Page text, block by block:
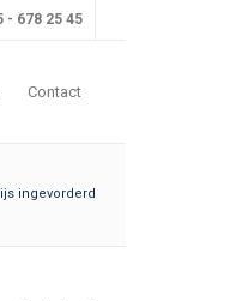
- 678 25 45
Contact
ingevorderd